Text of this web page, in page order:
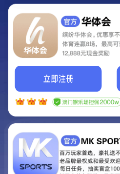
Hey
我们即将
我们的网站
它将是非常
联系我